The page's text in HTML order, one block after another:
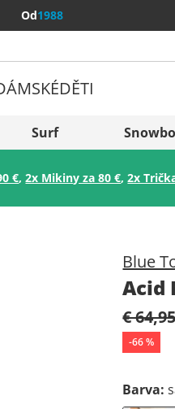
Od1988
DĚTI
Surf
€,2x Mikiny za 80 €,2x
Blue
Acid
€
-66%
Barva: